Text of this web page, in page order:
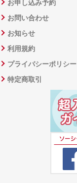
お申し込み予約
お問い合わせ
お知らせ
利用規約
プライバシーポリシー
特定商取引